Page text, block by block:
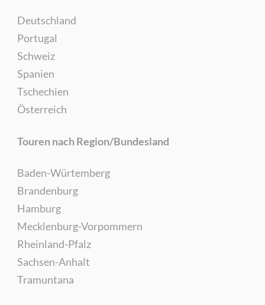
Deutschland
Portugal
Schweiz
Spanien
Tschechien
Österreich
Touren nach Region/Bundesland
Baden-Würtemberg
Brandenburg
Hamburg
Mecklenburg-Vorpommern
Rheinland-Pfalz
Sachsen-Anhalt
Tramuntana